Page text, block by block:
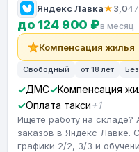
Яндекс Лавка★3,0
до 124 900 ₽в месяц
Компенсация жилья
Свободный от 18 лет
ДМС Компенсация
Оплата такси +1
Ищете работу на складе?
заказов в Яндекс Лавке.
графики 2/2, 3/3 и